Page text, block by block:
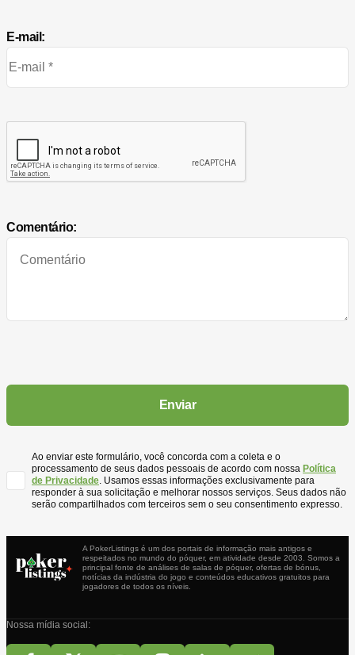
E-mail:
Comentário:
Ao enviar este formulário, você concorda com a coleta e o
processamento de seus dados pessoais de acordo com nossa Política
de Privacidade . Usamos essas informações exclusivamente para
responder à sua solicitação e melhorar nossos serviços. Seus dados não
serão compartilhados com terceiros sem o seu consentimento expresso.
A PokerListings é um dos portais de informação mais antigos e
respeitados no mundo do póquer, em atividade desde 2003. Somos a
principal fonte de análises de salas de póquer, ofertas de bónus,
notícias da indústria do jogo e conteúdos educativos gratuitos para
jogadores de todos os níveis.
Nossa mídia social: